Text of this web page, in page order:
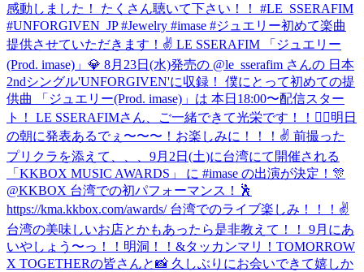
感動しました！ たくさん聴いて下さい！！ #LE_SSERAFIM
#UNFORGIVEN_JP #Jewelry #imase #ジュエリー初めて楽曲
提供させていただきます！✌️ LE SSERAFIM 「ジュエリー
(Prod. imase)」💎 8月23日(水)発売の @le_sserafim さんの 日本
2ndシングル'UNFORGIVEN'に収録！ 僕にとって初めての提
供曲 「ジュエリー(Prod. imase)」は 本日18:00〜配信スター
ト！ LE SSERAFIMさん、ご一緒できて光栄です！！🙇‍♂️明日
の朝に発表あるでぇ〜〜〜！お楽しみに！！！✌️ 前撮った
プリクラを添えて、、、 9月2日(土)に台湾にて開催される
「KKBOX MUSIC AWARDS」 に #imase の出演が決定！🎊
@KKBOX 台湾での初パフォーマンス！🕺
https://kma.kkbox.com/awards/ 台湾でのライブ楽しみ！！！✌️
台湾の美味しいお店とかもあったら是非教えて！！ 9月にあ
いやしょう〜っ！！ 明洞！！&タッカンマリ！ TOMORROW
X TOGETHERの皆さんと📸 久しぶりにお会いできて嬉しか